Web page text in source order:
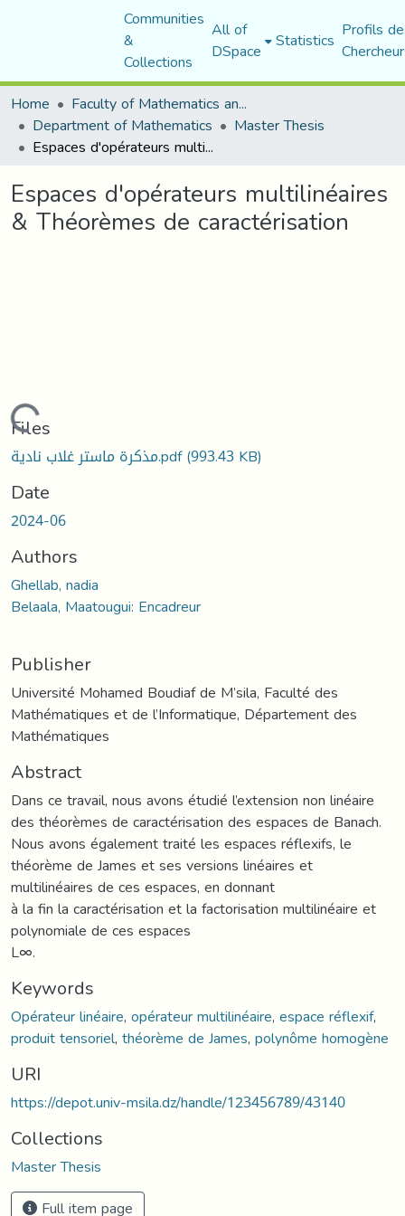
Communities
&
Collections
All of
DSpace Statistics Profils
Home
Faculty of Mathematics and Computer Science
Department of Mathematics Master Thesis
Espaces d'opérateurs multilinéaires & Théorèmes de caractérisation
Espaces d'opérateurs multilinéaires
& Théorèmes de caractérisation
Loading...
Files
مذكرة ماستر غلاب نادية.pdf(993.43 KB)
Date
2024-06
Authors
Ghellab, nadia
Belaala, Maatougui: Encadreur
Publisher
Université Mohamed Boudiaf de M’sila, Faculté des
Mathématiques et de l’Informatique, Département des
Mathématiques
Abstract
Dans ce travail, nous avons étudié l’extension non linéaire
des théorèmes de caractérisation des espaces de Banach.
Nous avons également traité les espaces réflexifs, le
théorème de James et ses versions linéaires et
multilinéaires de ces espaces, en donnant
à la fin la caractérisation et la factorisation multilinéaire et
polynomiale de ces espaces
L∞.
Keywords
Opérateur linéaire,opérateur multilinéaire,espace réflexif,
produit tensoriel,théorème de James,polynôme homogène
URI
https://depot.univ-msila.dz/handle/123456789/43140
Collections
Master Thesis
Full item page